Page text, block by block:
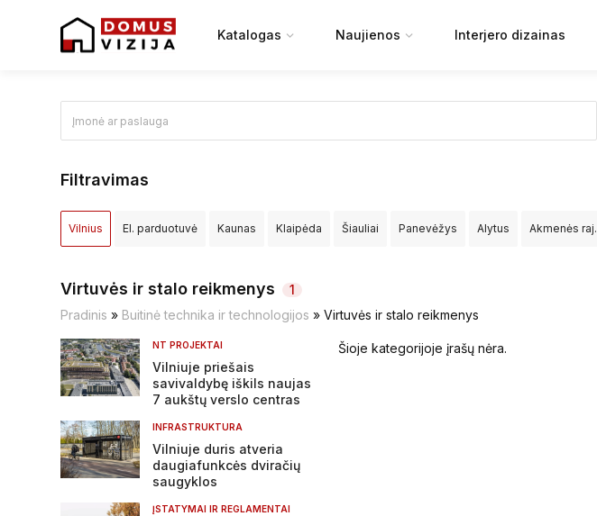
Katalogas Naujienos Interjero dizainas
Filtravimas
Vilnius El. parduotuvė Kaunas Klaipėda Šiauliai Panevėžys Alytus Akmenės raj.
Kretingos raj. Kupiškio raj. Lazdijų raj. Marijampolės sav. Mažeikių raj.
Pasvalio raj. Plungės raj. Radviliškio raj. Raseinių raj. Rietavo sav.
Širvintų raj. Švenčionių raj. Tauragės raj.
Virtuvės ir stalo reikmenys
1
Pradinis » Buitinė technika ir technologijos » Virtuvės ir stalo reikmenys
NT PROJEKTAI
Vilniuje priešais
savivaldybę iškils naujas
7 aukštų verslo centras
INFRASTRUKTURA
Vilniuje duris atveria
daugiafunkcės dviračių
saugyklos
ĮSTATYMAI IR REGLAMENTAI
Šioje kategorijoje įrašų nėra.